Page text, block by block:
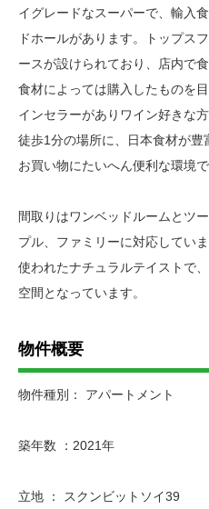
イグレードなスーパーで、輸入
ドホールがあります。トップス
ースが設けられており、店内で
食材によっては購入したものを
インセラーがありワイン好きな
徒歩1分の場所に、日本食材が豊
お買い物にたいへん便利な環境で
間取りはワンベッドルームとツ
プル、ファミリーに対応してい
使われたナチュラルテイストで
空間となっています。
物件概要
物件種別： アパートメント
築年数 ：2021年
立地 ： スクンビットソイ39